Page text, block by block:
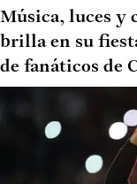
Música, luces y
brilla en su
de fanáticos de